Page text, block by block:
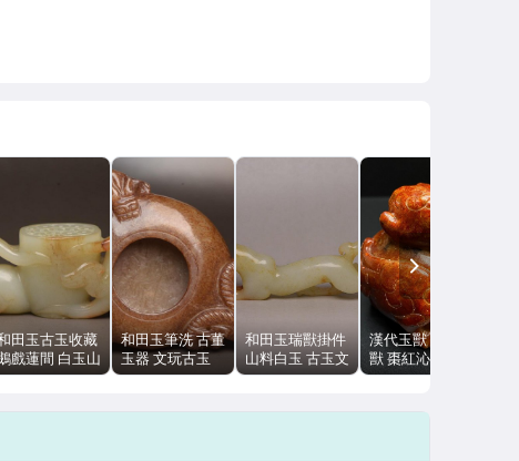
田玉古玉收藏
戲蓮間 白玉山
玉器雕件 56g
和田玉筆洗 古董
玉器 文玩古玉
9.8cm 183g 沁
和田玉瑞獸掛件
山料白玉 古玉文
玩 沁色 10cm
漢代玉獸 圓雕玉
獸 棗紅沁 古玉
配件 穿孔 包漿